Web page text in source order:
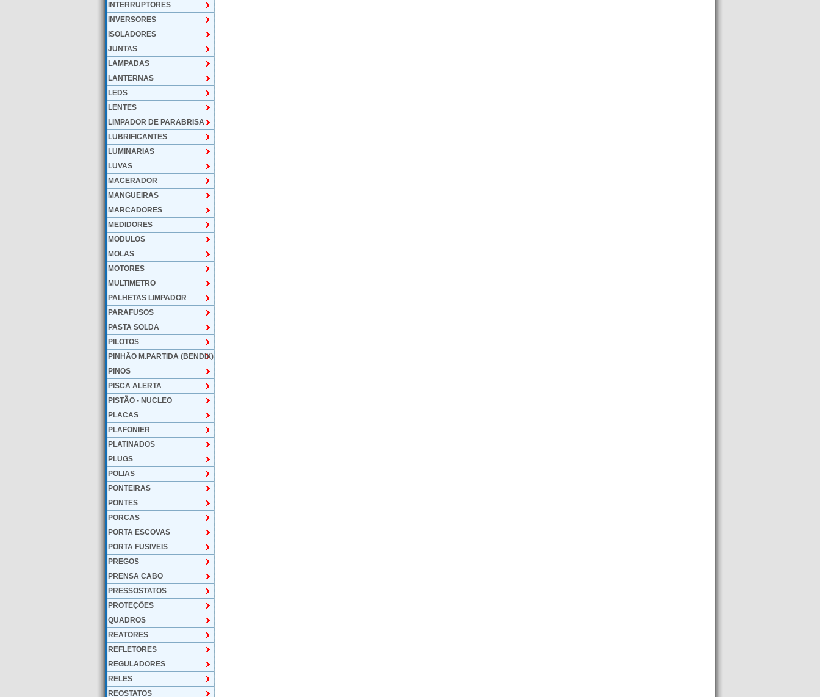
INTERRUPTORES
INVERSORES
ISOLADORES
JUNTAS
LAMPADAS
LANTERNAS
LEDS
LENTES
LIMPADOR DE PARABRISA
LUBRIFICANTES
LUMINARIAS
LUVAS
MACERADOR
MANGUEIRAS
MARCADORES
MEDIDORES
MODULOS
MOLAS
MOTORES
MULTIMETRO
PALHETAS LIMPADOR
PARAFUSOS
PASTA SOLDA
PILOTOS
PINHÃO M.PARTIDA (BENDIX)
PINOS
PISCA ALERTA
PISTÃO - NUCLEO
PLACAS
PLAFONIER
PLATINADOS
PLUGS
POLIAS
PONTEIRAS
PONTES
PORCAS
PORTA ESCOVAS
PORTA FUSIVEIS
PREGOS
PRENSA CABO
PRESSOSTATOS
PROTEÇÕES
QUADROS
REATORES
REFLETORES
REGULADORES
RELES
REOSTATOS